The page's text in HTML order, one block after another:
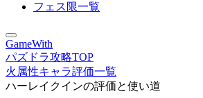
フェス限一覧
GameWith
パズドラ攻略TOP
火属性キャラ評価一覧
ハーレイクインの評価と使い道